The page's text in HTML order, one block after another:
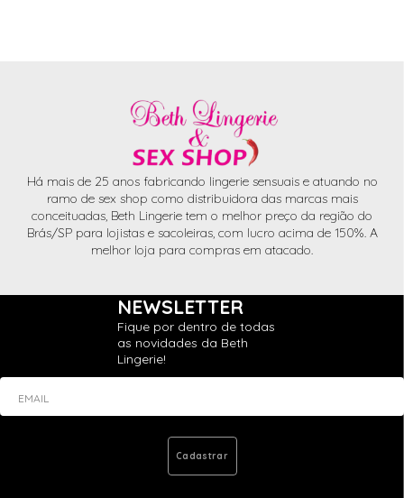
Há mais de 25 anos fabricando lingerie sensuais e atuando no
ramo de sex shop como distribuidora das marcas mais
conceituadas, Beth Lingerie tem o melhor preço da região do
Brás/SP para lojistas e sacoleiras, com lucro acima de 150%. A
melhor loja para compras em atacado.
NEWSLETTER
Fique por dentro de todas
as novidades da Beth
Lingerie!
EMAIL
Cadastrar